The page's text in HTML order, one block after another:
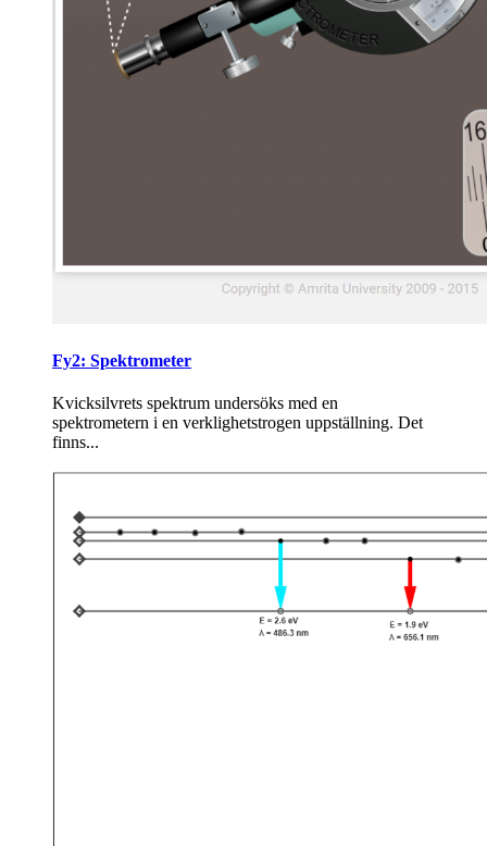
Fy2: Spektrometer
Kvicksilvrets spektrum undersöks med en
spektrometern i en verklighetstrogen uppställning. Det
finns...